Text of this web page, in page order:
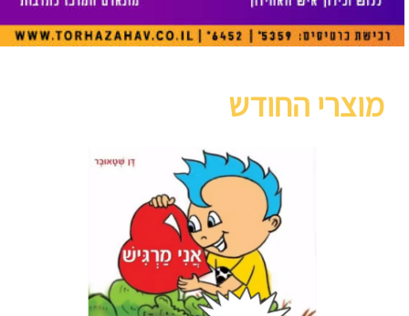
מוצרי החודש